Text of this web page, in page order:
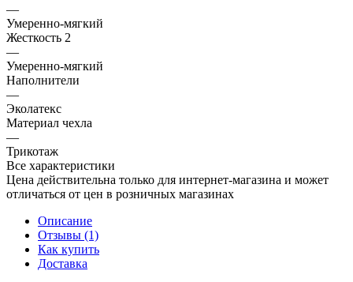
—
Умеренно-мягкий
Жесткость 2
—
Умеренно-мягкий
Наполнители
—
Эколатекс
Материал чехла
—
Трикотаж
Все характеристики
Цена действительна только для интернет-магазина и может
отличаться от цен в розничных магазинах
Описание
Отзывы (1)
Как купить
Доставка